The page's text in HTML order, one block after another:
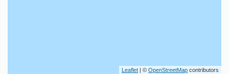
Leaflet | © OpenStreetMap contributors